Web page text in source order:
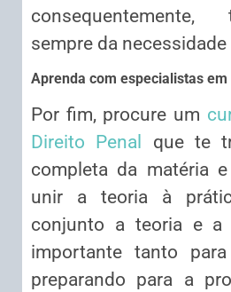
sempre da
Aprenda com especialistas em
Por fim, procure um
Direito Penal
que te
completa da matéria
unir a teoria à
conjunto a teoria e a
importante tanto
preparando para a